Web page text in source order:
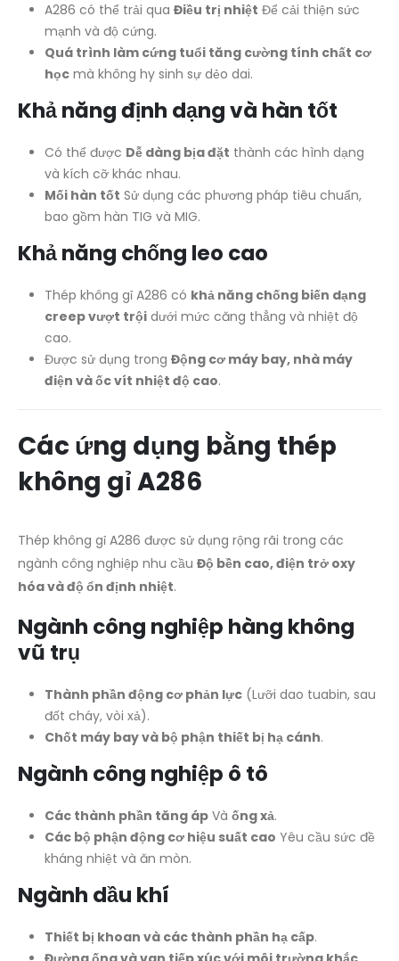
A286 có thể trải qua Điều trị nhiệt Để cải thiện sức
mạnh và độ cứng.
Quá trình làm cứng tuổi tăng cường tính chất cơ
họcmà không hy sinh sự dẻo dai.
Khả năng định dạng và hàn tốt
Có thể được Dễ dàng bịa đặt thành các hình dạng
và kích cỡ khác nhau.
Mối hàn tốt Sử dụng các phương pháp tiêu chuẩn,
bao gồm hàn TIG và MIG.
Khả năng chống leo cao
Thép không gỉ A286 có khả năng chống biến dạng
creep vượt trộidưới mức căng thẳng và nhiệt độ
cao.
Được sử dụng trong Động cơ máy bay, nhà máy
điện và ốc vít nhiệt độ cao.
Các ứng dụng bằng thép
không gỉ A286
Thép không gỉ A286 được sử dụng rộng rãi trong các
ngành công nghiệp nhu cầu Độ bền cao, điện trở oxy
hóa và độ ổn định nhiệt.
Ngành công nghiệp hàng không
vũ trụ
Thành phần động cơ phản lực(Lưỡi dao tuabin, sau
đốt cháy, vòi xả).
Chốt máy bay và bộ phận thiết bị hạ cánh.
Ngành công nghiệp ô tô
Các thành phần tăng ápVà ống xả.
Các bộ phận động cơ hiệu suất cao Yêu cầu sức đề
kháng nhiệt và ăn mòn.
Ngành dầu khí
Thiết bị khoan và các thành phần hạ cấp.